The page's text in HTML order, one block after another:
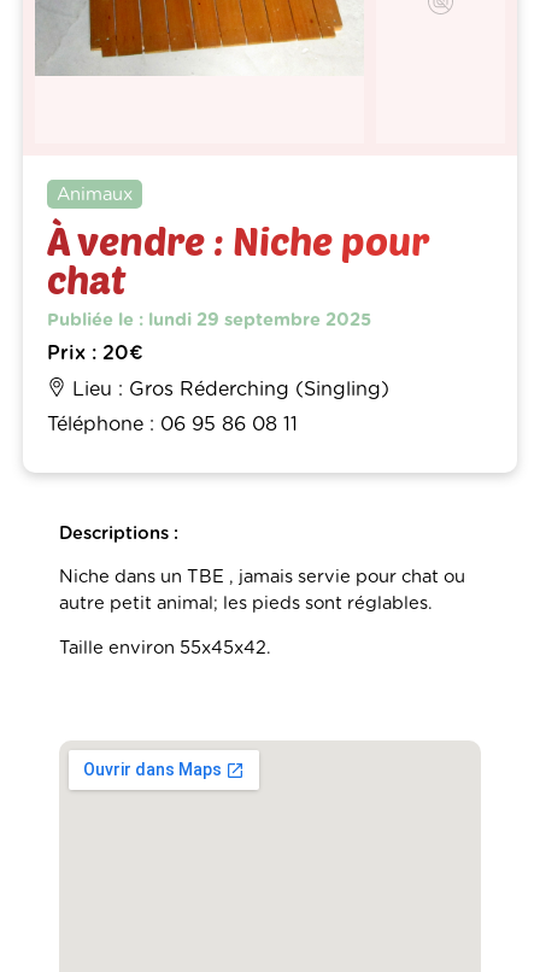
Animaux
À vendre : Niche pour
chat
Publiée le : lundi 29 septembre 2025
Prix : 20€
Lieu : Gros Réderching (Singling)
Téléphone : 06 95 86 08 11
Descriptions :
Niche dans un TBE , jamais servie pour chat ou
autre petit animal; les pieds sont réglables.
Taille environ 55x45x42.